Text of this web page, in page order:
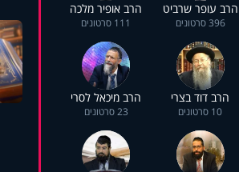
הרב עופר שרביט
396 סרטונים
הרב אופיר מלכה
111 סרטונים
הרב דוד בצרי
10 סרטונים
הרב מיכאל לסרי
23 סרטונים